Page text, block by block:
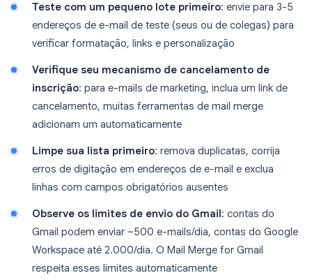
Teste com um pequeno lote primeiro: envie para 3-5
endereços de e-mail de teste (seus ou de colegas) para
verificar formatação, links e personalização
Verifique seu mecanismo de cancelamento de
inscrição: para e-mails de marketing, inclua um link de
cancelamento, muitas ferramentas de mail merge
adicionam um automaticamente
Limpe sua lista primeiro: remova duplicatas, corrija
erros de digitação em endereços de e-mail e exclua
linhas com campos obrigatórios ausentes
Observe os limites de envio do Gmail : contas do
Gmail podem enviar ~500 e-mails/dia, contas do Google
Workspace até 2.000/dia. O Mail Merge for Gmail
respeita esses limites automaticamente